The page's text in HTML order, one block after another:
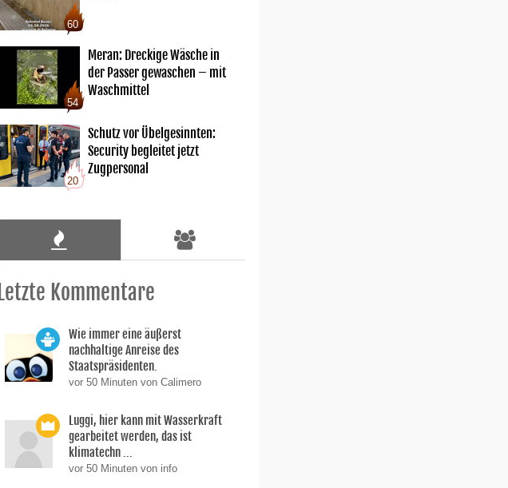
60
54
Meran: Dreckige Wäsche in
der Passer gewaschen – mit
Waschmittel
20
Schutz vor Übelgesinnten:
Security begleitet jetzt
Zugpersonal
Letzte Kommentare
Wie immer eine äußerst
nachhaltige Anreise des
Staatspräsidenten.
vor 50 Minuten von Calimero
Luggi, hier kann mit Wasserkraft
gearbeitet werden, das ist
klimatechn ...
vor 50 Minuten von info